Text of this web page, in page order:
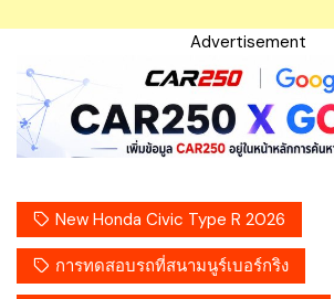
Advertisement
New Honda Civic Type R 2026
การทดสอบรถที่สนามนูร์เบอร์กริง